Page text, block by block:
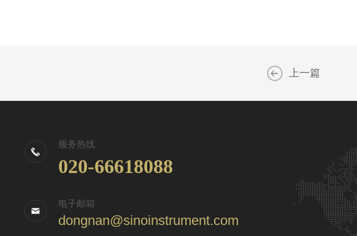
上一篇
服务热线
020-66618088
电子邮箱
dongnan@sinoinstrument.com